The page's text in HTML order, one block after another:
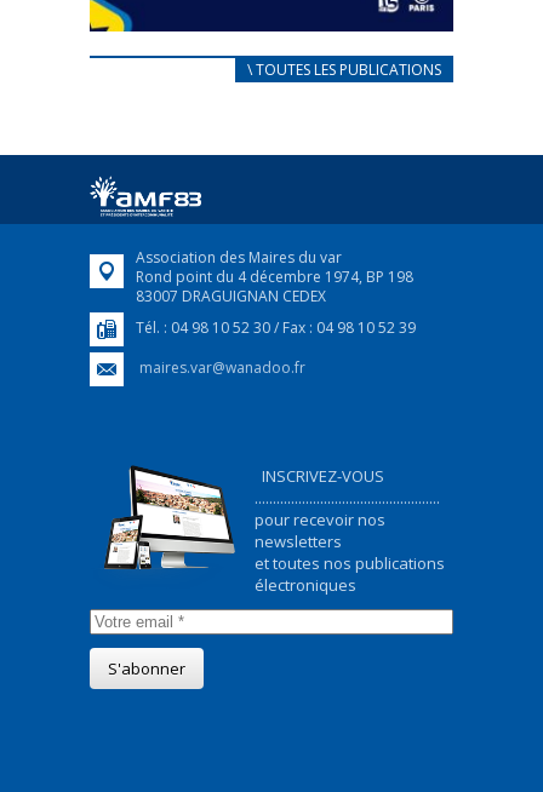
CARNET D’ACCUEIL
Afin d’accompagner au mieux les réfugiés
FEUILLETER
\ TOUTES LES PUBLICATIONS
Association des Maires du var
Rond point du 4 décembre 1974, BP 198
83007 DRAGUIGNAN CEDEX
Tél. : 04 98 10 52 30 / Fax : 04 98 10 52 39
maires.var@wanadoo.fr
INSCRIVEZ-VOUS
...................................................
pour recevoir nos
newsletters
et toutes nos publications
électroniques